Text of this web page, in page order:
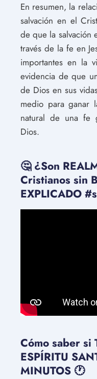
En resumen, la
salvación en el
de que la salvación
través de la fe en
importantes en la
evidencia de que
de Dios en sus
medio para ganar
natural de una fe
Dios.
🤔 ¿Son
Cristianos sin
EXPLICADO
Cómo saber si
ESPÍRITU
MINUTOS 🕐